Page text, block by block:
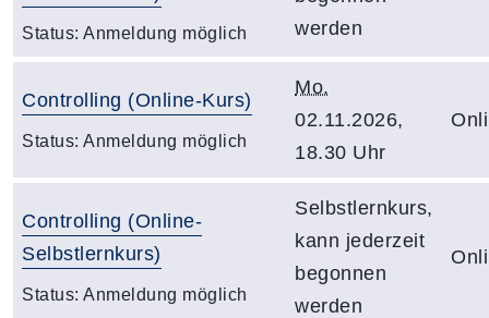
Status: Anmeldung möglich
werden
Controlling (Online-Kurs)
Status: Anmeldung möglich
Mo.
02.11.2026,
18.30 Uhr
Controlling (Online-
Selbstlernkurs)
Status: Anmeldung möglich
Selbstlernkurs,
kann jederzeit
begonnen
werden